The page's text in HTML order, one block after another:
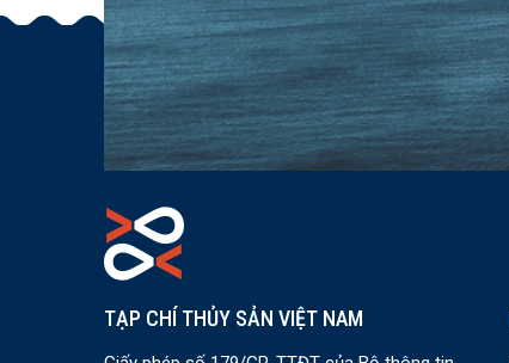
TẠP CHÍ THỦY SẢN VIỆT NAM